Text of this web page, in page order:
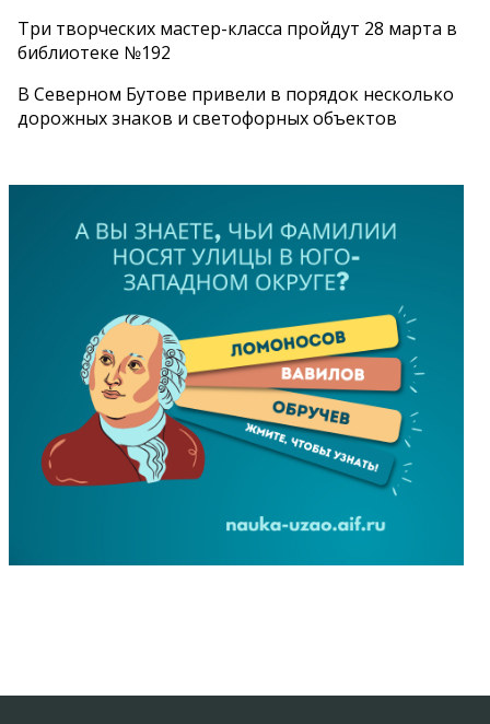
Три творческих мастер-класса пройдут 28 марта в
библиотеке №192
В Северном Бутове привели в порядок несколько
дорожных знаков и светофорных объектов